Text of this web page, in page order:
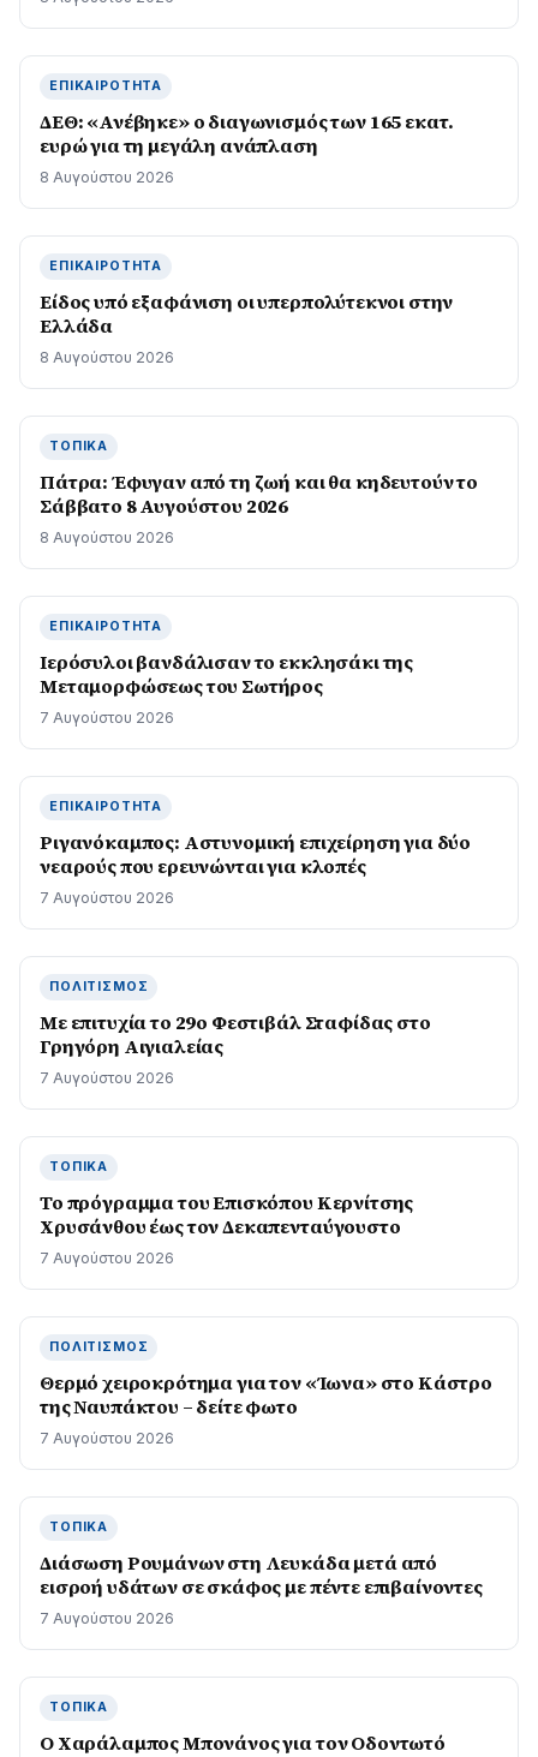
ΕΠΙΚΑΙΡΌΤΗΤΑ
ΔΕΘ: «Ανέβηκε» ο διαγωνισμός των 165 εκατ.
ευρώ για τη μεγάλη ανάπλαση
8 Αυγούστου 2026
ΕΠΙΚΑΙΡΌΤΗΤΑ
Είδος υπό εξαφάνιση οι υπερπολύτεκνοι στην
Ελλάδα
8 Αυγούστου 2026
ΤΟΠΙΚΆ
Πάτρα: Έφυγαν από τη ζωή και θα κηδευτούν το
Σάββατο 8 Αυγούστου 2026
8 Αυγούστου 2026
ΕΠΙΚΑΙΡΌΤΗΤΑ
Ιερόσυλοι βανδάλισαν το εκκλησάκι της
Μεταμορφώσεως του Σωτήρος
7 Αυγούστου 2026
ΕΠΙΚΑΙΡΌΤΗΤΑ
Ριγανόκαμπος: Αστυνομική επιχείρηση για δύο
νεαρούς που ερευνώνται για κλοπές
7 Αυγούστου 2026
ΠΟΛΙΤΙΣΜΌΣ
Με επιτυχία το 29ο Φεστιβάλ Σταφίδας στο
Γρηγόρη Aιγιαλείας
7 Αυγούστου 2026
ΤΟΠΙΚΆ
Το πρόγραμμα του Επισκόπου Κερνίτσης
Χρυσάνθου έως τον Δεκαπενταύγουστο
7 Αυγούστου 2026
ΠΟΛΙΤΙΣΜΌΣ
Θερμό χειροκρότημα για τον «Ίωνα» στο Κάστρο
της Ναυπάκτου – δείτε φωτο
7 Αυγούστου 2026
ΤΟΠΙΚΆ
Διάσωση Ρουμάνων στη Λευκάδα μετά από
εισροή υδάτων σε σκάφος με πέντε επιβαίνοντες
7 Αυγούστου 2026
ΤΟΠΙΚΆ
Ο Χαράλαμπος Μπονάνος για τον Οδοντωτό